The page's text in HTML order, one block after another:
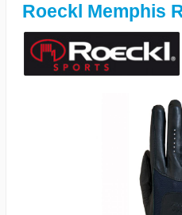
Roeckl Memphis